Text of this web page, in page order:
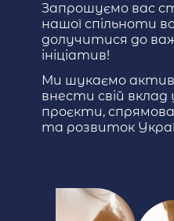
Запрошуємо вас
нашої спільноти
долучитися до
ініціатив!
Ми шукаємо
внести свій вклад
проєкти,
та розвиток